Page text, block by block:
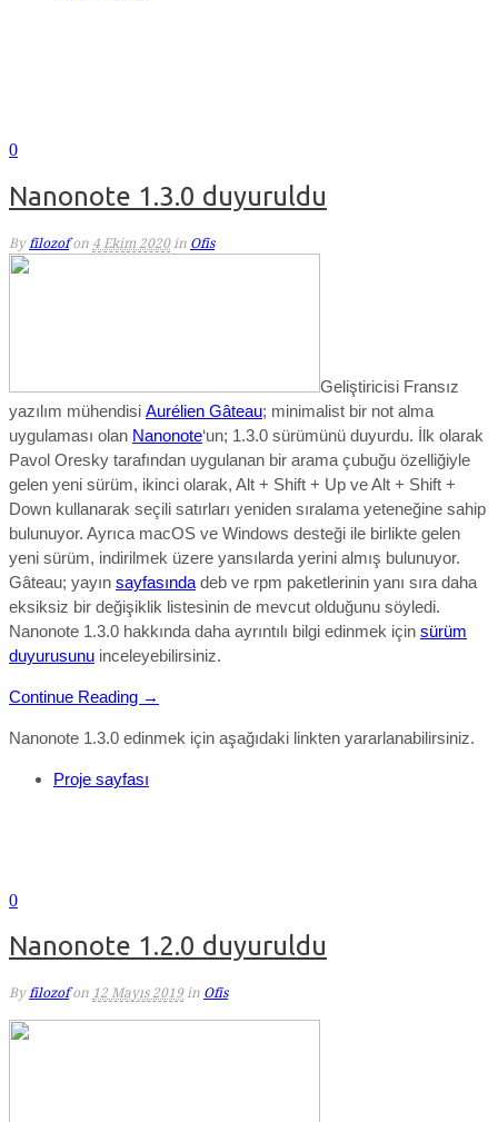
0
Nanonote 1.3.0 duyuruldu
By filozof on 4 Ekim 2020 in Ofis
Geliştiricisi Fransız
yazılım mühendisi Aurélien Gâteau; minimalist bir not alma
uygulaması olan Nanonote‘un; 1.3.0 sürümünü duyurdu. İlk olarak
Pavol Oresky tarafından uygulanan bir arama çubuğu özelliğiyle
gelen yeni sürüm, ikinci olarak, Alt + Shift + Up ve Alt + Shift +
Down kullanarak seçili satırları yeniden sıralama yeteneğine sahip
bulunuyor. Ayrıca macOS ve Windows desteği ile birlikte gelen
yeni sürüm, indirilmek üzere yansılarda yerini almış bulunuyor.
Gâteau; yayın sayfasında deb ve rpm paketlerinin yanı sıra daha
eksiksiz bir değişiklik listesinin de mevcut olduğunu söyledi.
Nanonote 1.3.0 hakkında daha ayrıntılı bilgi edinmek için sürüm
duyurusunu inceleyebilirsiniz.
Continue Reading →
Nanonote 1.3.0 edinmek için aşağıdaki linkten yararlanabilirsiniz.
Proje sayfası
0
Nanonote 1.2.0 duyuruldu
By filozof on 12 Mayıs 2019 in Ofis